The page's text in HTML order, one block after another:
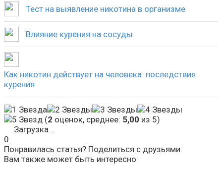
Тест на выявление никотина в организме
Влияние курения на сосуды
Как никотин действует на человека: последствия
курения
(2 оценок, среднее: 5,00 из 5)
Загрузка...
0
Понравилась статья? Поделиться с друзьями:
Вам также может быть интересно